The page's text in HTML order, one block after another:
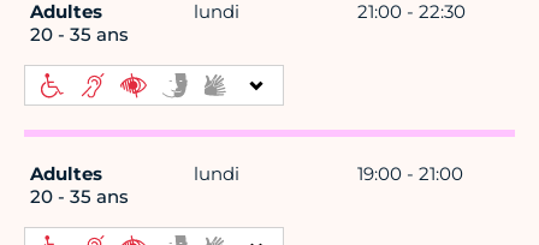
Adultes
20 - 35 ans
lundi 21:00 - 22:30
Adultes
20 - 35 ans
lundi 19:00 - 21:00